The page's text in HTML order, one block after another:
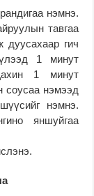
нэмнэ.
тавгаа
дуусахаар гич
1 минут
1 минут
соусаа нэмээд
нэмнэ.
яншуйгаа